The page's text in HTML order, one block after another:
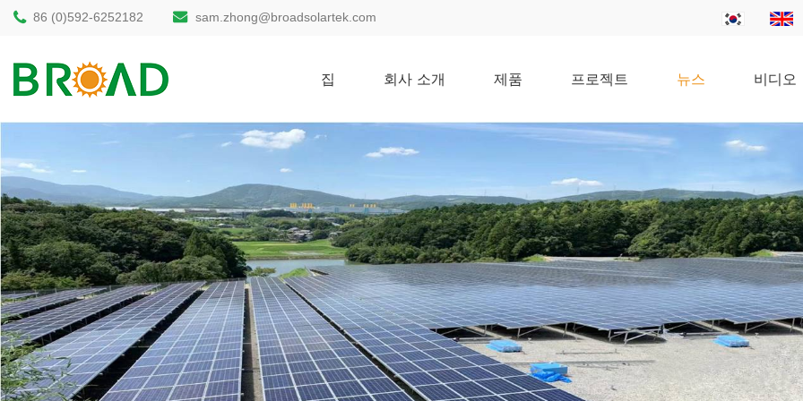
86 (0)592-6252182 sam.zhong@broadsolartek.com
집 회사 소개 제품 프로젝트 뉴스 비디오